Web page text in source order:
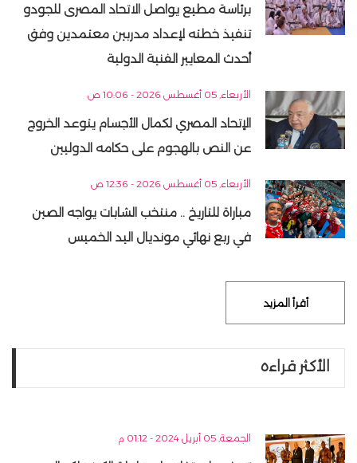
برئاسة مطيع يواصل الاتحاد المصرى للجودو
تنفيذ خطته لإعداد مدربين معتمدين وفق
أحدث المعايير الفنية الدولية
الأربعاء, 05 أغسطس 2026 - 10:06 ص
الإتحاد المصري لكمال الأجسام يتوعد الخروج
عن النص بالهجوم على حكامه الدوليين
الأربعاء, 05 أغسطس 2026 - 12:36 ص
مباراة للتاريخ .. منتخب الشابات يواجه الصين
في ربع نهائي مونديال اليد الخميس
أقرأ المزيد
الأكثر قراءه
الجمعة, 05 أبريل 2024 - 01:12 م